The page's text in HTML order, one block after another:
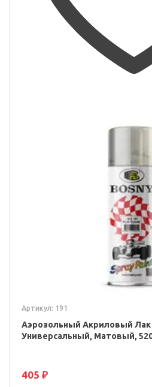
Артикул: 191
Аэрозольный Акриловый Лак
Универсальный, Матовый,
405 ₽